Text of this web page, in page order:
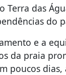
Terra das
do
e a
da praia
poucos